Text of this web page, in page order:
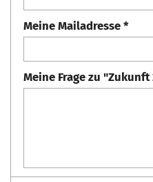
Meine Mailadresse *
Meine Frage zu